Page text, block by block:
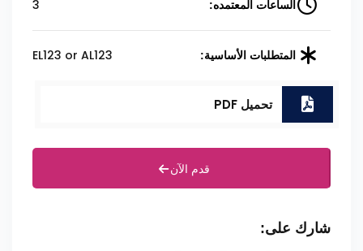
الساعات المعتمده: 3
المتطلبات الأساسية: EL123 or AL123
تحميل PDF
قدم الآن
شارك على: